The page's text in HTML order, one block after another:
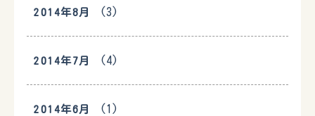
2014年8月 (3)
2014年7月 (4)
2014年6月 (1)